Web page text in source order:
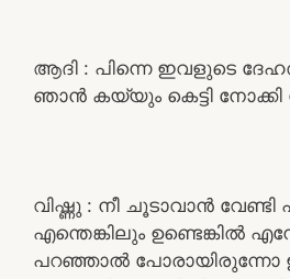
ആദി : പിന്നെ ഇവളുടെ
ഞാൻ കയ്യും കെട്ടി
വിഷ്ണു : നീ ചൂടാവാൻ
എന്തെങ്കിലും ഉണ്ടെങ്കിൽ
പറഞ്ഞാൽ പോരായിരുന്നോ